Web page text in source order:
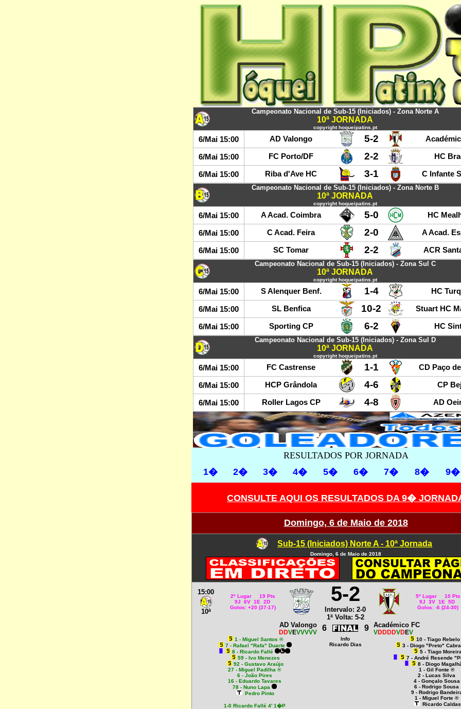
Campeonato Nacional de Sub-15 (Iniciados) - Zona Norte A
10ª JORNADA
copyright hoqueipatins.pt
6/Mai 15:00 AD Valongo 5-2
6/Mai 15:00 FC Porto/DF 2-2 HC
6/Mai 15:00 Riba d'Ave HC 3-1 C Infante
Campeonato Nacional de Sub-15 (Iniciados) - Zona Norte B
10ª JORNADA
copyright hoqueipatins.pt
6/Mai 15:00 A Acad. Coimbra 5-0 HC
6/Mai 15:00 C Acad. Feira 2-0 A Acad.
6/Mai 15:00 SC Tomar 2-2 ACR
Campeonato Nacional de Sub-15 (Iniciados) - Zona Sul C
10ª JORNADA
copyright hoqueipatins.pt
6/Mai 15:00 S Alenquer Benf. 1-4 HC
6/Mai 15:00 SL Benfica 10-2 Stuart HC
6/Mai 15:00 Sporting CP 6-2 HC
Campeonato Nacional de Sub-15 (Iniciados) - Zona Sul D
10ª JORNADA
copyright hoqueipatins.pt
6/Mai 15:00 FC Castrense 1-1 CD Paço
6/Mai 15:00 HCP Grândola 4-6 CP
6/Mai 15:00 Roller Lagos CP 4-8 AD
RESULTADOS POR JORNADA
1�
2� 3� 4� 5� 6� 7� 8� 9�
CONSULTE AQUI OS RESULTADOS DA 9�
Domingo, 6 de Maio de 2018
Sub-15 (Iniciados) Norte A - 10ª Jornada
Domingo, 6 de Maio de 2018
15:00
10ª
2º Lugar 19 Pts
9J 6V 1E 2D
Golos: +20 (37-17)
5-2
Intervalo: 2-0
1ª Volta: 5-2
5º Lugar 10 Pts
9J 3V 1E 5D
Golos: -6 (24-30)
AD Valongo
DDVEVVVVV 6 9 Académico FC
VDDDDVDEV
1 - Miguel Santos ®
7 - Rafael "Rafa" Duarte
8 - Ricardo Fallé
59 - Ivo Menezes
92 - Gustavo Araújo
27 - Miguel Padilha ®
6 - João Pires
16 - Eduardo Tavares
78 - Nuno Lapa
Pedro Pinto
1-0 Ricardo Fallé 4' 1�P
Info
Ricardo Dias
10 - Tiago
3 - Diogo "Preto"
5 - Tiago Moreira
7 - André Resende
8 - Diogo
1 - Gil Fonte ®
2 - Lucas Silva
4 - Gonçalo Sousa
6 - Rodrigo Sousa
9 - Rodrigo
1 - Miguel Forte ®
Ricardo Caldas